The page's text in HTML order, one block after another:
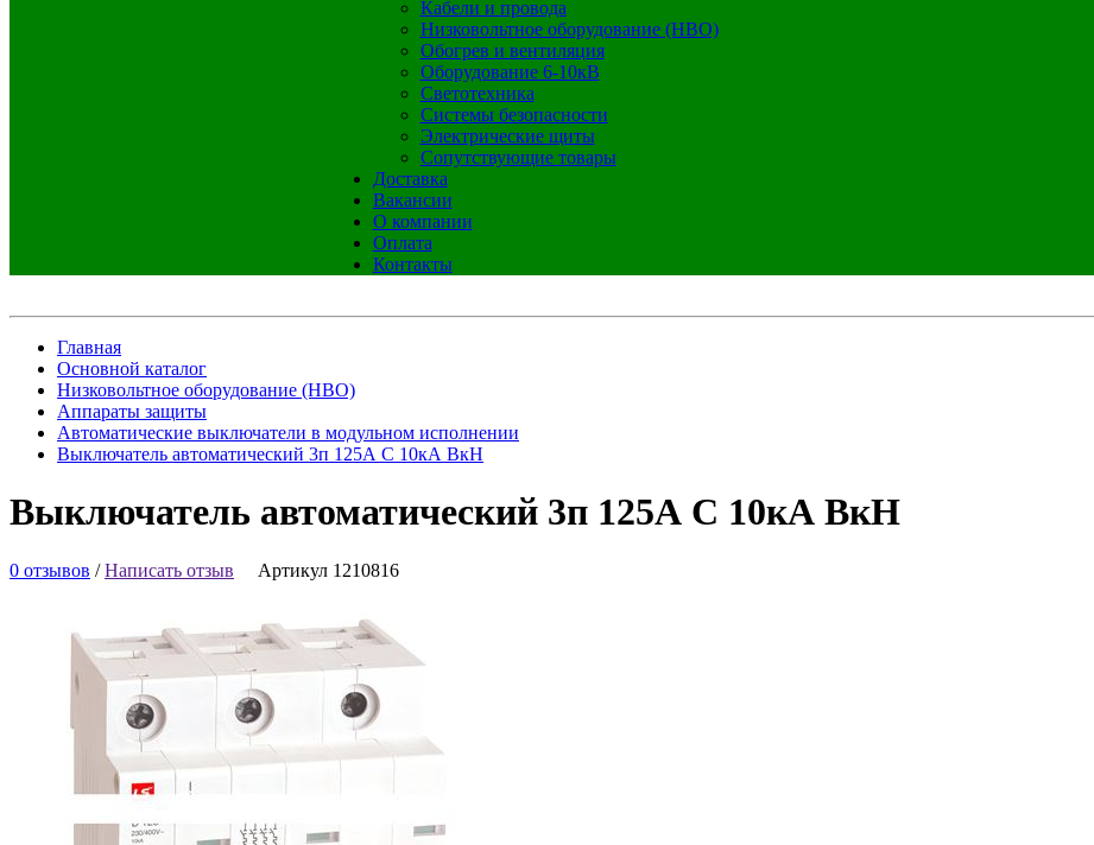
Кабели и провода
Низковольтное оборудование (НВО)
Обогрев и вентиляция
Оборудование 6-10кВ
Светотехника
Системы безопасности
Электрические щиты
Сопутствующие товары
Доставка
Вакансии
О компании
Оплата
Контакты
Главная
Основной каталог
Низковольтное оборудование (НВО)
Аппараты защиты
Автоматические выключатели в модульном исполнении
Выключатель автоматический 3п 125А С 10кА ВкH
Выключатель автоматический 3п 125А С 10кА ВкH
0 отзывов /Написать отзыв Артикул 1210816